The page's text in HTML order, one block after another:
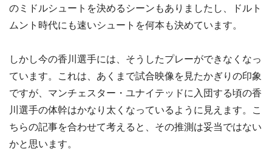
のミドルシュートを決めるシーンもありましたし、ドルト
ムント時代にも速いシュートを何本も決めています。
しかし今の香川選手には、そうしたプレーができなくなっ
ています。これは、あくまで試合映像を見たかぎりの印象
ですが、マンチェスター・ユナイテッドに入団する頃の香
川選手の体幹はかなり太くなっているように見えます。こ
ちらの記事を合わせて考えると、その推測は妥当ではない
かと思います。